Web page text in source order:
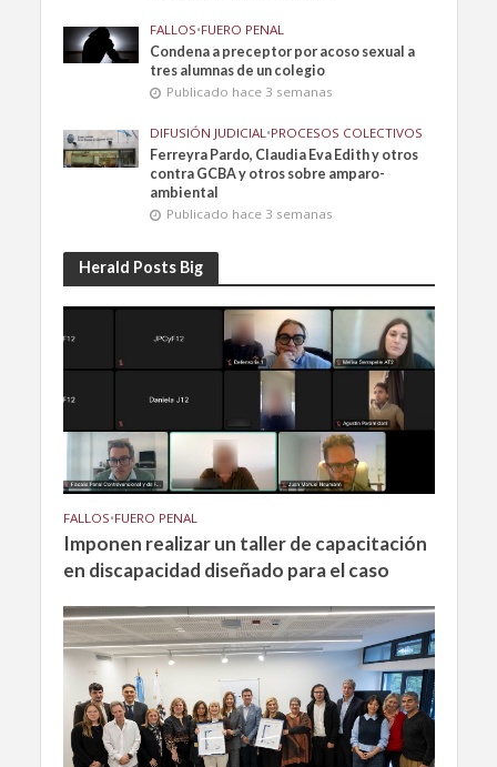
FALLOS•FUERO PENAL
Condena a preceptor por acoso sexual a
tres alumnas de un colegio
Publicado hace 3 semanas
DIFUSIÓN JUDICIAL •PROCESOS COLECTIVOS
Ferreyra Pardo, Claudia Eva Edith y otros
contra GCBA y otros sobre amparo-
ambiental
Publicado hace 3 semanas
Herald Posts Big
FALLOS•FUERO PENAL
Imponen realizar un taller de capacitación
en discapacidad diseñado para el caso